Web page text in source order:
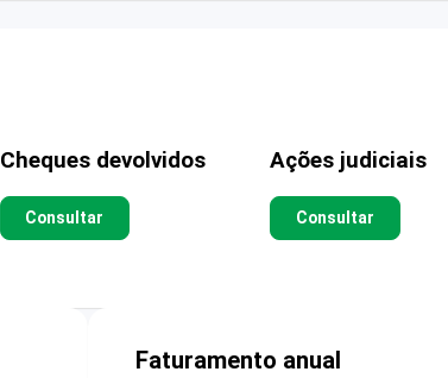
Cheques devolvidos
Consultar
Ações judiciais
Consultar
Faturamento anual